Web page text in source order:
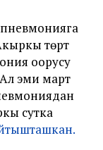
төрт
оорусу
эми март
сутка